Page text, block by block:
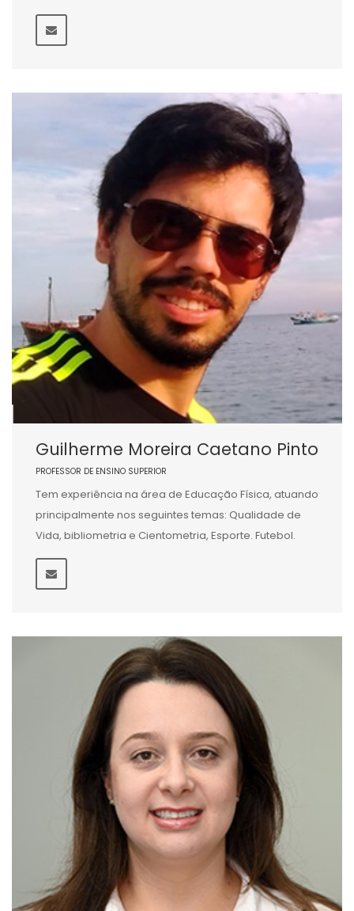
Guilherme Moreira Caetano Pinto
PROFESSOR DE ENSINO SUPERIOR
Tem experiência na área de Educação Física, atuando
principalmente nos seguintes temas: Qualidade de
Vida, bibliometria e Cientometria, Esporte. Futebol.